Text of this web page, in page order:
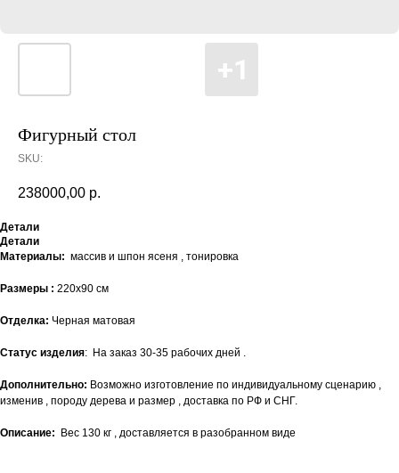
Фигурный стол
SKU:
238000,00 р.
Детали
Детали
Материалы: массив и шпон ясеня , тонировка
Размеры : 220х90 см
Отделка: Черная матовая
Статус изделия: На заказ 30-35 рабочих дней .
Дополнительно: Возможно изготовление по индивидуальному сценарию ,
изменив , породу дерева и размер , доставка по РФ и СНГ.
Описание: Вес 130 кг , доставляется в разобранном виде